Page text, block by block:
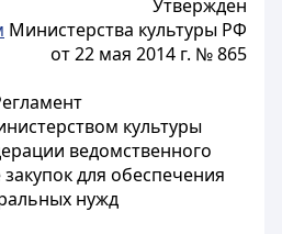
Утвержден
Министерства культуры РФ
от 22 мая 2014 г. № 865
культуры
ведомственного
для обеспечения
нужд